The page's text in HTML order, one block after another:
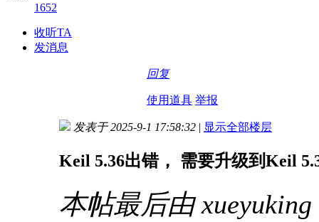
1652
收听TA
发消息
回复
使用道具 举报
发表于 2025-9-1 17:58:32 | 显示全部楼层
Keil 5.36出错， 需要升级到Keil
本帖最后由